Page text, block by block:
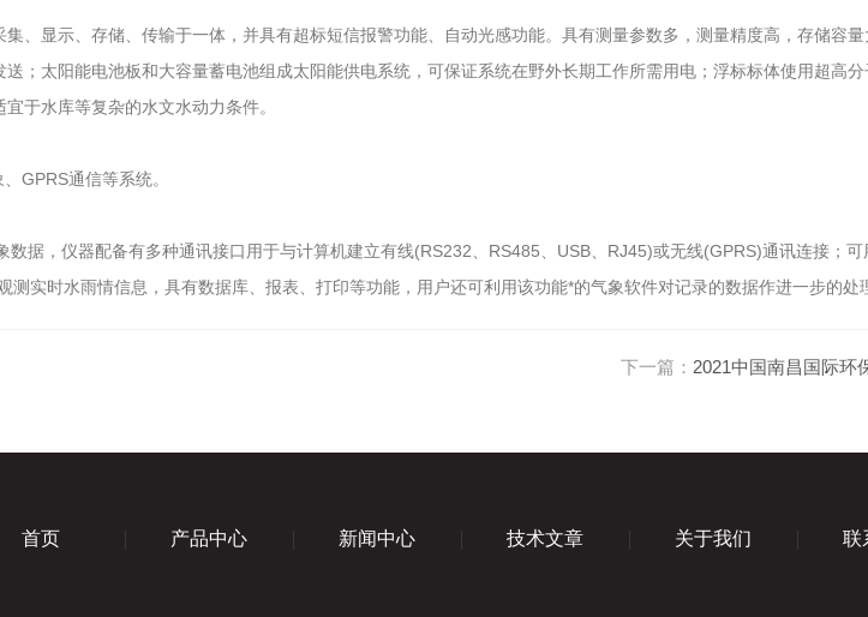
显示、存储、传输于一体，并具有超标短信报警功能、自动光感功能。具有测量参数多，测量精度高，存储容量
；太阳能电池板和大容量蓄电池组成太阳能供电系统，可保证系统在野外长期工作所需用电；浮标标体使用超高
于水库等复杂的水文水动力条件。
GPRS通信等系统。
，仪器配备有多种通讯接口用于与计算机建立有线(RS232、RS485、USB、RJ45)或无线(GPRS)通讯连接；可
实时水雨情信息，具有数据库、报表、打印等功能，用户还可利用该功能*的气象软件对记录的数据作进一步的处
下一篇： 2021中国南昌国际环
首页 产品中心 新闻中心 技术文章 关于我们 联